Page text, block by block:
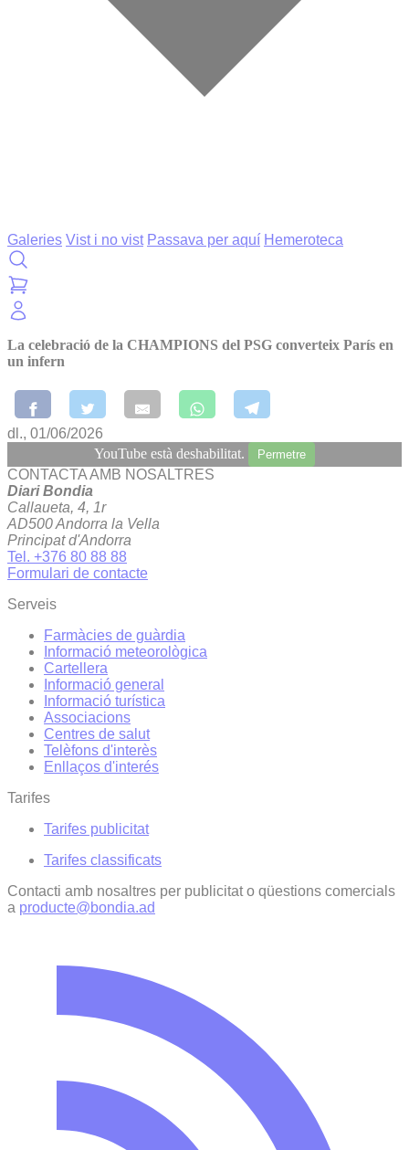
Galeries Vist i no vist Passava per aquí Hemeroteca
La celebració de la CHAMPIONS del PSG converteix París en
un infern
dl., 01/06/2026
YouTube està deshabilitat.
Permetre
CONTACTA AMB NOSALTRES
Diari Bondia
Callaueta, 4, 1r
AD500 Andorra la Vella
Principat d'Andorra
Tel. +376 80 88 88
Formulari de contacte
Serveis
Farmàcies de guàrdia
Informació meteorològica
Cartellera
Informació general
Informació turística
Associacions
Centres de salut
Telèfons d'interès
Enllaços d'interés
Tarifes
Tarifes publicitat
Tarifes classificats
Contacti amb nosaltres per publicitat o qüestions comercials
a producte@bondia.ad